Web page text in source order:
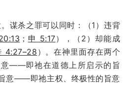
谋杀之罪可以同时：（1）违背
； 申 5:17），（2）却能成
4:27–28）。在神里面存在两个
意——即祂在道德上所启示的旨
意——即祂主权、终极性的旨意